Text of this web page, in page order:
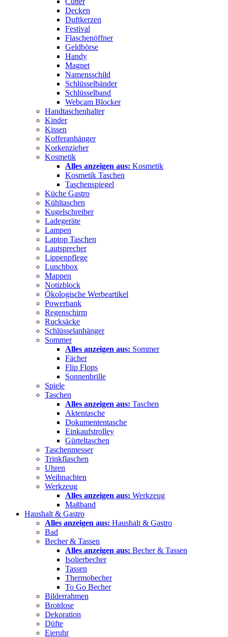
Decken
Duftkerzen
Festival
Flaschenöffner
Geldbörse
Handy
Magnet
Namensschild
Schlüsselbänder
Schlüsselband
Webcam Blocker
Handtaschenhalter
Kinder
Kissen
Kofferanhänger
Korkenzieher
Kosmetik
Alles anzeigen aus: Kosmetik
Kosmetik Taschen
Taschenspiegel
Küche Gastro
Kühltaschen
Kugelschreiber
Ladegeräte
Lampen
Laptop Taschen
Lautsprecher
Lippenpflege
Lunchbox
Mappen
Notizblock
Ökologische Werbeartikel
Powerbank
Regenschirm
Rucksäcke
Schlüsselanhänger
Sommer
Alles anzeigen aus: Sommer
Fächer
Flip Flops
Sonnenbrille
Spiele
Taschen
Alles anzeigen aus: Taschen
Aktentasche
Dokumententasche
Einkaufstrolley
Gürteltaschen
Taschenmesser
Trinkflaschen
Uhren
Weihnachten
Werkzeug
Alles anzeigen aus: Werkzeug
Maßband
Haushalt & Gastro
Alles anzeigen aus: Haushalt & Gastro
Bad
Becher & Tassen
Alles anzeigen aus: Becher & Tassen
Isolierbecher
Tassen
Thermobecher
To Go Becher
Bilderrahmen
Brotdose
Dekoration
Düfte
Eieruhr